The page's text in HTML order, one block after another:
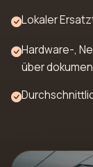
Lokaler
Hardware-,
über